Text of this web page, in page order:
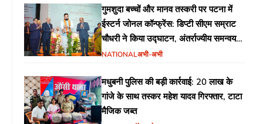
गुमशुदा बच्चों और मानव तस्करी पर पटना में
ईस्टर्न जोनल कॉन्फ्रेंस: डिप्टी सीएम सम्राट
चौधरी ने किया उद्घाटन, अंतर्राज्यीय समन्वय
पर जोर
NATIONALअभी-अभी
मधुबनी पुलिस की बड़ी कार्रवाई: 20 लाख के
गांजे के साथ तस्कर महेश यादव गिरफ्तार, टाटा
मैजिक जब्त